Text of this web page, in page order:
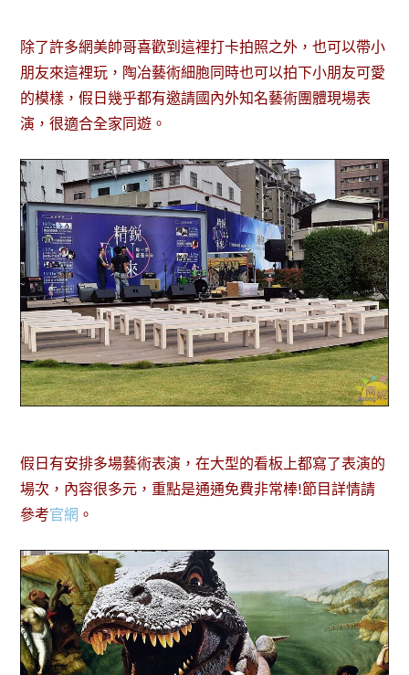
除了許多網美帥哥喜歡到這裡打卡拍照之外，也可以帶小
朋友來這裡玩，陶冶藝術細胞同時也可以拍下小朋友可愛
的模樣，假日幾乎都有邀請國內外知名藝術團體現場表
演，很適合全家同遊。
假日有安排多場藝術表演，在大型的看板上都寫了表演的
場次，內容很多元，重點是通通免費非常棒!節目詳情請
參考官網 。